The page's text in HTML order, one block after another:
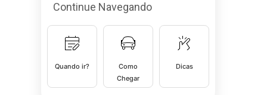
Continue Navegando
Quando ir?
Como
Chegar
Dicas